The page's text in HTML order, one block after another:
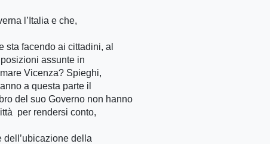
l’Italia e che,
sta facendo ai cittadini, al
assunte in
Vicenza? Spieghi,
a questa parte il
del suo Governo non hanno
per rendersi conto,
della